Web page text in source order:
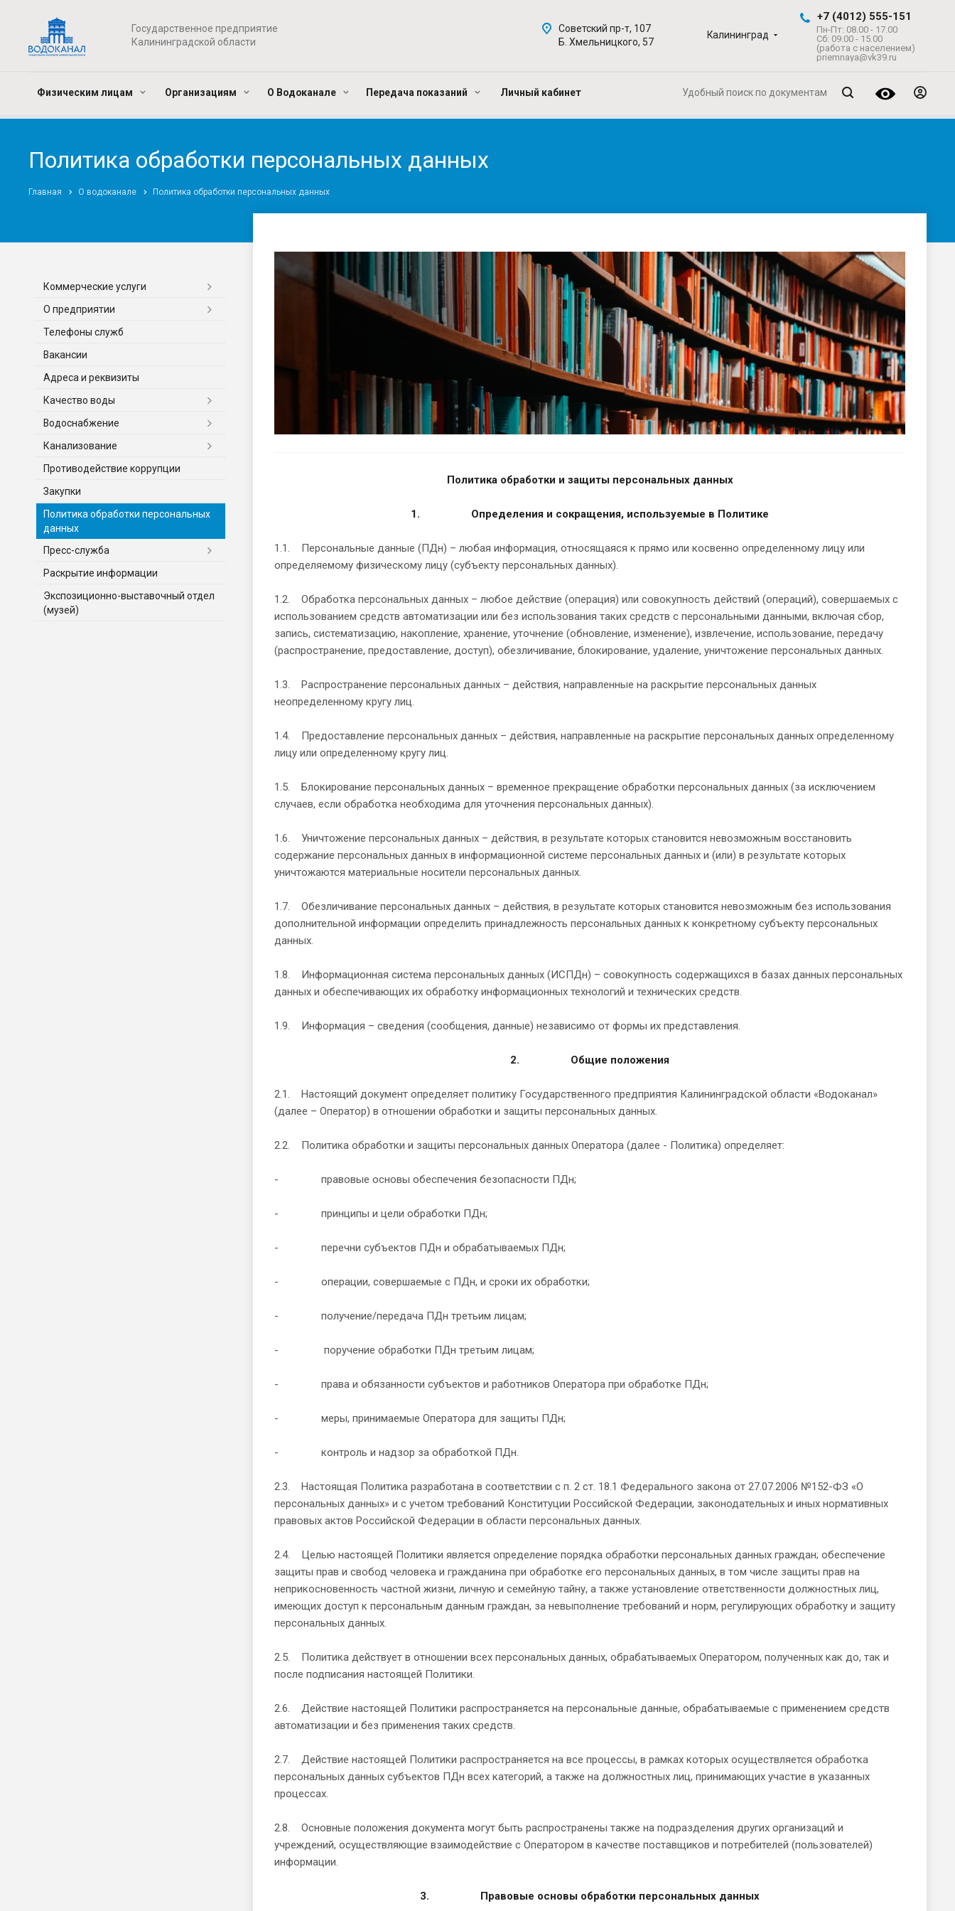
Государственное предприятие
Калининградской области
Калининград
+7 (4012) 555-151
Пн-Пт: 08.00 - 17.00
Сб: 09.00 - 15.00
(работа с населением)
priemnaya@vk39.ru
Советский пр-т, 107
Б. Хмельницкого, 57
Удобный поиск по документам
Физическим лицам Организациям О Водоканале Передача показаний Личный кабинет
Политика обработки персональных данных
Главная О водоканале Политика обработки персональных данных
Политика обработки и защиты персональных данных
1. Определения и сокращения, используемые в Политике
1.1. Персональные данные (ПДн) – любая информация, относящаяся к прямо или косвенно определенному лицу или
определяемому физическому лицу (субъекту персональных данных).
1.2. Обработка персональных данных – любое действие (операция) или совокупность действий (операций), совершаемых с
использованием средств автоматизации или без использования таких средств с персональными данными, включая сбор,
запись, систематизацию, накопление, хранение, уточнение (обновление, изменение), извлечение, использование, передачу
(распространение, предоставление, доступ), обезличивание, блокирование, удаление, уничтожение персональных данных.
1.3. Распространение персональных данных – действия, направленные на раскрытие персональных данных
неопределенному кругу лиц.
1.4. Предоставление персональных данных – действия, направленные на раскрытие персональных данных определенному
лицу или определенному кругу лиц.
1.5. Блокирование персональных данных – временное прекращение обработки персональных данных (за исключением
случаев, если обработка необходима для уточнения персональных данных).
1.6. Уничтожение персональных данных – действия, в результате которых становится невозможным восстановить
содержание персональных данных в информационной системе персональных данных и (или) в результате которых
уничтожаются материальные носители персональных данных.
1.7. Обезличивание персональных данных – действия, в результате которых становится невозможным без использования
дополнительной информации определить принадлежность персональных данных к конкретному субъекту персональных
данных.
1.8. Информационная система персональных данных (ИСПДн) – совокупность содержащихся в базах данных персональных
данных и обеспечивающих их обработку информационных технологий и технических средств.
1.9. Информация – сведения (сообщения, данные) независимо от формы их представления.
2. Общие положения
2.1. Настоящий документ определяет политику Государственного предприятия Калининградской области «Водоканал»
(далее – Оператор) в отношении обработки и защиты персональных данных.
2.2. Политика обработки и защиты персональных данных Оператора (далее - Политика) определяет:
- правовые основы обеспечения безопасности ПДн;
- принципы и цели обработки ПДн;
- перечни субъектов ПДн и обрабатываемых ПДн;
- операции, совершаемые с ПДн, и сроки их обработки;
- получение/передача ПДн третьим лицам;
- поручение обработки ПДн третьим лицам;
- права и обязанности субъектов и работников Оператора при обработке ПДн;
- меры, принимаемые Оператора для защиты ПДн;
- контроль и надзор за обработкой ПДн.
2.3. Настоящая Политика разработана в соответствии с п. 2 ст. 18.1 Федерального закона от 27.07.2006 №152-ФЗ «О
персональных данных» и с учетом требований Конституции Российской Федерации, законодательных и иных нормативных
правовых актов Российской Федерации в области персональных данных.
2.4. Целью настоящей Политики является определение порядка обработки персональных данных граждан; обеспечение
защиты прав и свобод человека и гражданина при обработке его персональных данных, в том числе защиты прав на
неприкосновенность частной жизни, личную и семейную тайну, а также установление ответственности должностных лиц,
имеющих доступ к персональным данным граждан, за невыполнение требований и норм, регулирующих обработку и защиту
персональных данных.
2.5. Политика действует в отношении всех персональных данных, обрабатываемых Оператором, полученных как до, так и
после подписания настоящей Политики.
2.6. Действие настоящей Политики распространяется на персональные данные, обрабатываемые с применением средств
автоматизации и без применения таких средств.
2.7. Действие настоящей Политики распространяется на все процессы, в рамках которых осуществляется обработка
персональных данных субъектов ПДн всех категорий, а также на должностных лиц, принимающих участие в указанных
процессах.
2.8. Основные положения документа могут быть распространены также на подразделения других организаций и
учреждений, осуществляющие взаимодействие с Оператором в качестве поставщиков и потребителей (пользователей)
информации.
3. Правовые основы обработки персональных данных
Коммерческие услуги
О предприятии
Телефоны служб
Вакансии
Адреса и реквизиты
Качество воды
Водоснабжение
Канализование
Противодействие коррупции
Закупки
Политика обработки персональных
данных
Пресс-служба
Раскрытие информации
Экспозиционно-выставочный отдел
(музей)